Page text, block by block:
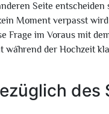
Seite entscheiden
Moment verpasst
Frage im Voraus mit
der Hochzeit
des